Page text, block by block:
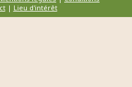
| Lieu d'intérêt